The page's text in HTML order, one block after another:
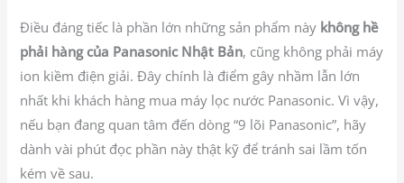
Điều đáng tiếc là phần lớn những sản phẩm này không hề
phải hàng của Panasonic Nhật Bản, cũng không phải máy
ion kiềm điện giải. Đây chính là điểm gây nhầm lẫn lớn
nhất khi khách hàng mua máy lọc nước Panasonic. Vì vậy,
nếu bạn đang quan tâm đến dòng “9 lõi Panasonic”, hãy
dành vài phút đọc phần này thật kỹ để tránh sai lầm tốn
kém về sau.